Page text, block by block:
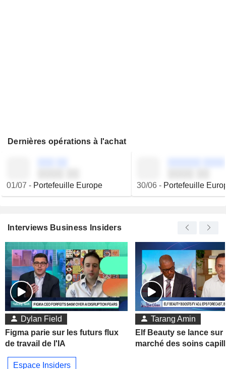
Dernières opérations à l'achat
01/07 - Portefeuille Europe 30/06- Portefeuille
Interviews Business Insiders
Dylan Field
Figma parie sur les futurs flux
de travail de l'IA
Tarang Amin
Elf Beauty se lance sur
marché des soins
Espace Insiders